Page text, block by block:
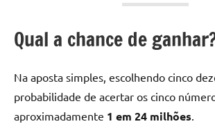
Qual a chance de
Na aposta simples, escolhendo cinco
probabilidade de acertar os cinco
aproximadamente 1 em 24 milhões.